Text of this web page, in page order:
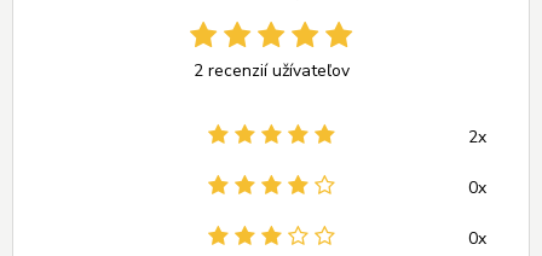
2 recenzií užívateľov
2x
0x
0x